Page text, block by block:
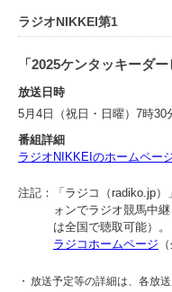
ラジオNIKKEI第1
「2025ケンタッキーダー
放送日時
5月4日（祝日・日曜）7時30
番組詳細
ラジオNIKKEIのホームペー
注記：
「ラジコ（radiko.jp
ォンでラジオ競馬中
は全国で聴取可能）。
ラジコホームページ
・ 放送予定等の詳細は、各放